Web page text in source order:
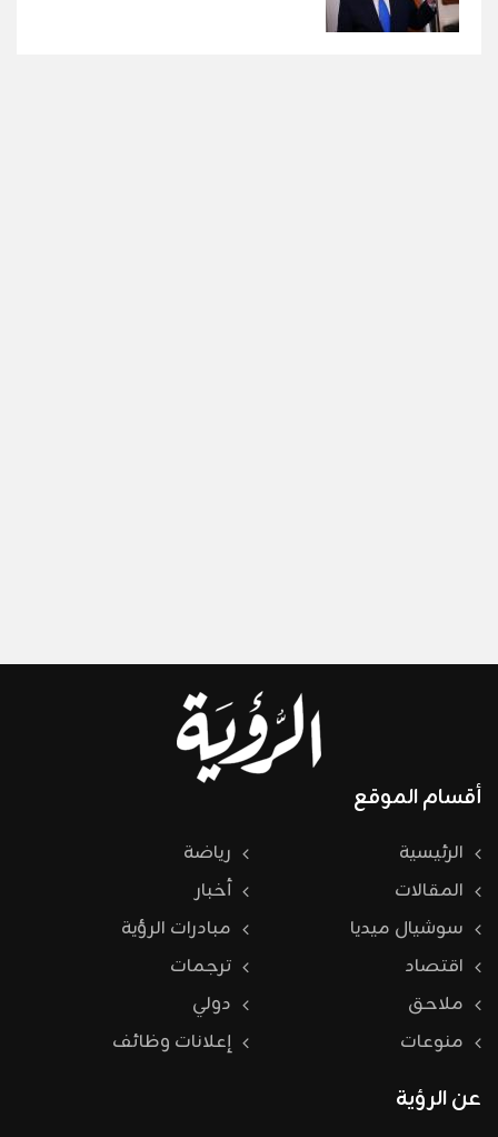
أقسام الموقع
الرئيسية
رياضة
المقالات
أخبار
سوشيال ميديا
مبادرات الرؤية
اقتصاد
ترجمات
ملاحق
دولي
منوعات
إعلانات وظائف
عن الرؤية